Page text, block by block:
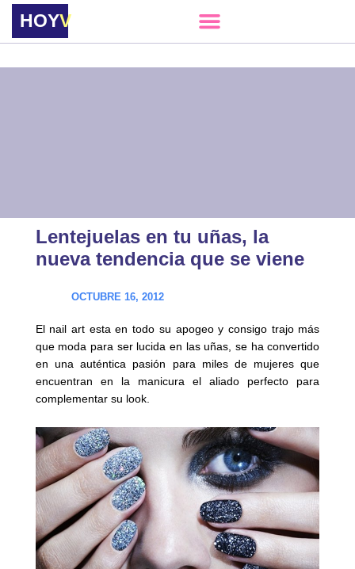
HOYVERE
Lentejuelas en tu uñas, la
nueva tendencia que se viene
OCTUBRE 16, 2012
El nail art esta en todo su apogeo y consigo trajo más
que moda para ser lucida en las uñas, se ha convertido
en una auténtica pasión para miles de mujeres que
encuentran en la manicura el aliado perfecto para
complementar su look.